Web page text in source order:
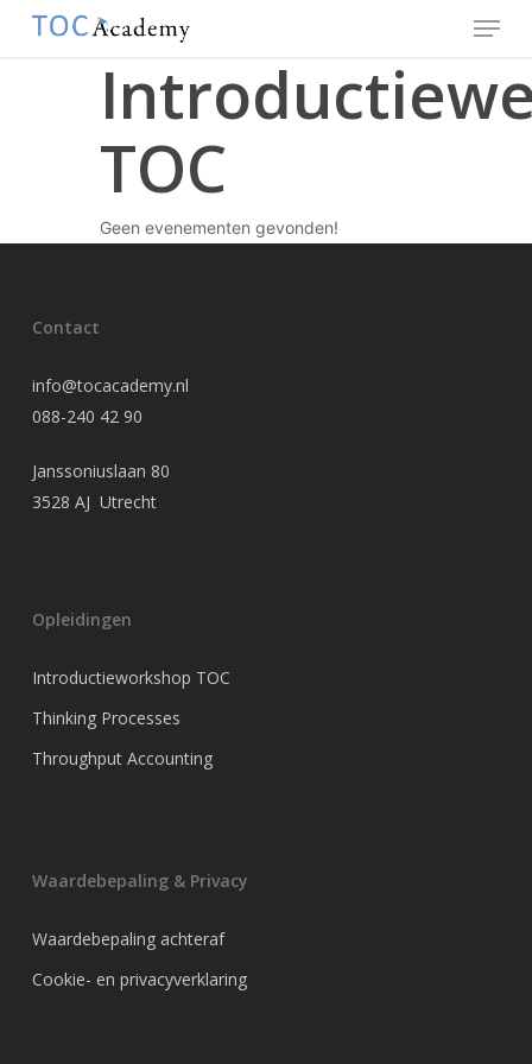
Menu
TOC
Geen evenementen gevonden!
Contact
info@tocacademy.nl
088-240 42 90
Janssoniuslaan 80
3528 AJ Utrecht
Opleidingen
Introductieworkshop TOC
Thinking Processes
Throughput Accounting
Waardebepaling & Privacy
Waardebepaling achteraf
Cookie- en privacyverklaring
Menu